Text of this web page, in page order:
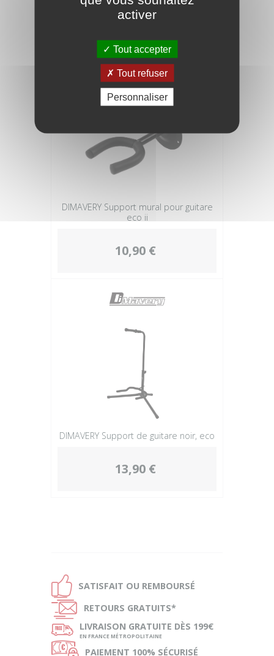
15,90 €
DIMAVERY Support mural pour guitare
eco ii
10,90 €
DIMAVERY Support de guitare noir, eco
13,90 €
Ð SATISFAIT OU REMBOURSÉ
Ñ RETOURS GRATUITS*
ø LIVRAISON GRATUITE DÈS 199€
EN FRANCE MÉTROPOLITAINE
PAIEMENT 100% SÉCURISÉ
activer
Tout accepter
Tout refuser
Personnaliser